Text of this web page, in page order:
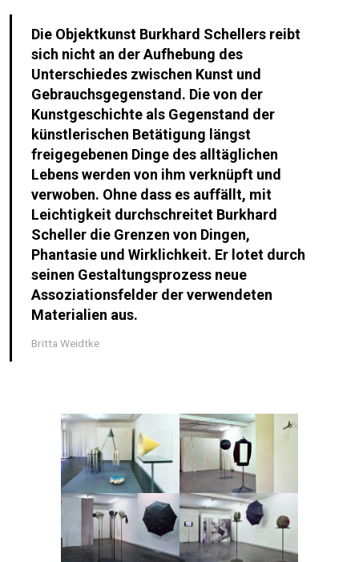
Die Objektkunst Burkhard Schellers reibt
sich nicht an der Aufhebung des
Unterschiedes zwischen Kunst und
Gebrauchsgegenstand. Die von der
Kunstgeschichte als Gegenstand der
künstlerischen Betätigung längst
freigegebenen Dinge des alltäglichen
Lebens werden von ihm verknüpft und
verwoben. Ohne dass es auffällt, mit
Leichtigkeit durchschreitet Burkhard
Scheller die Grenzen von Dingen,
Phantasie und Wirklichkeit. Er lotet durch
seinen Gestaltungsprozess neue
Assoziationsfelder der verwendeten
Materialien aus.
Britta Weidtke